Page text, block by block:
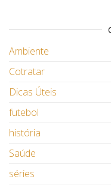
Ambiente
Cotratar
Dicas Úteis
futebol
história
Saúde
séries